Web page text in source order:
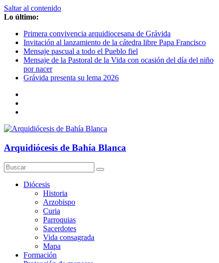
Saltar al contenido
Lo último:
Primera convivencia arquidiocesana de Grávida
Invitación al lanzamiento de la cátedra libre Papa Francisco
Mensaje pascual a todo el Pueblo fiel
Mensaje de la Pastoral de la Vida con ocasión del día del niño
por nacer
Grávida presenta su lema 2026
Arquidiócesis de Bahía Blanca
Diócesis
Historia
Arzobispo
Curia
Parroquias
Sacerdotes
Vida consagrada
Mapa
Formación